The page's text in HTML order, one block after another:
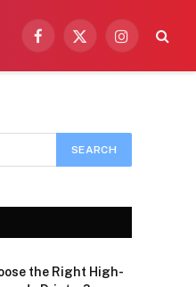
Facebook
X
Instagram
the Right High-